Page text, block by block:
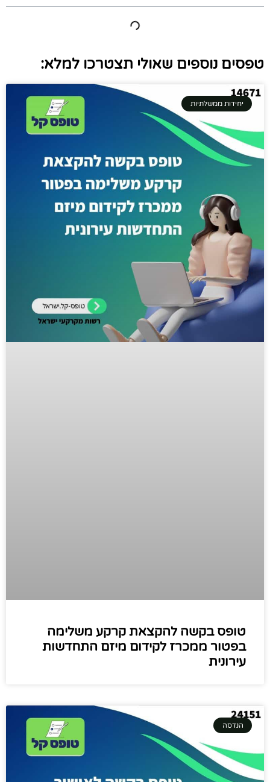
טפסים נוספים שאולי תצטרכו למלא:
יחידות ממשלתיות
טופס בקשה להקצאת קרקע משלימה
בפטור ממכרז לקידום מיזם התחדשות
עירונית
הנדסה